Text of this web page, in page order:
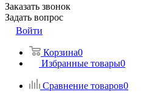
Заказать звонок
Задать вопрос
Войти
Корзина0
Избранные товары0
Сравнение товаров0